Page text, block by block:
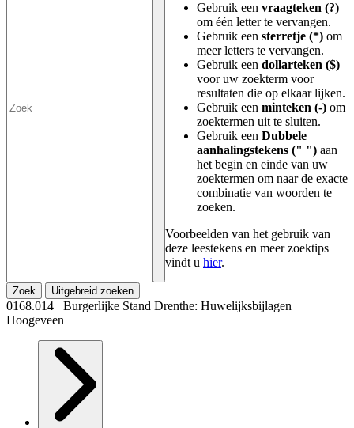
Gebruik een vraagteken (?)
om één letter te vervangen.
Gebruik een sterretje (*) om
meer letters te vervangen.
Gebruik een dollarteken ($)
voor uw zoekterm voor
resultaten die op elkaar lijken.
Gebruik een minteken (-) om
zoektermen uit te sluiten.
Gebruik een Dubbele
aanhalingstekens (" ") aan
het begin en einde van uw
zoektermen om naar de exacte
combinatie van woorden te
zoeken.
Voorbeelden van het gebruik van
deze leestekens en meer zoektips
vindt u hier.
Zoek Uitgebreid zoeken
0168.014 Burgerlijke Stand Drenthe: Huwelijksbijlagen
Hoogeveen